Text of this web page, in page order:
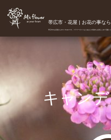
帯広市・花屋 | お花の事な
帯広市のお花屋さんM's flowerです。フラワーギフトなどあなたの気持ちを真心こめて宅配いた
キャン